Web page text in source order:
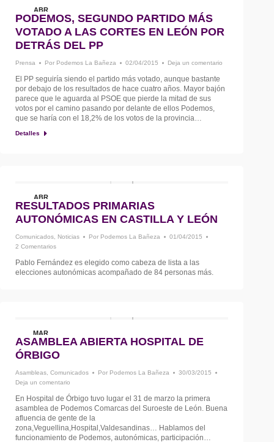
ABR
2
PODEMOS, SEGUNDO PARTIDO MÁS
VOTADO A LAS CORTES EN LEÓN POR
DETRÁS DEL PP
Prensa Por Podemos La Bañeza 02/04/2015 Deja un comentario
El PP seguiría siendo el partido más votado, aunque bastante
por debajo de los resultados de hace cuatro años. Mayor bajón
parece que le aguarda al PSOE que pierde la mitad de sus
votos por el camino pasando por delante de ellos Podemos,
que se haría con el 18,2% de los votos de la provincia…
Detalles
ABR
1
RESULTADOS PRIMARIAS
AUTONÓMICAS EN CASTILLA Y LEÓN
Comunicados Noticias Por Podemos La Bañeza
01/04/2015
2 Comentarios
Pablo Fernández es elegido como cabeza de lista a las
elecciones autonómicas acompañado de 84 personas más.
MAR
30
ASAMBLEA ABIERTA HOSPITAL DE
ÓRBIGO
Asambleas Comunicados Por Podemos La Bañeza
30/03/2015
Deja un comentario
En Hospital de Órbigo tuvo lugar el 31 de marzo la primera
asamblea de Podemos Comarcas del Suroeste de León. Buena
afluencia de gente de la
zona,Veguellina,Hospital,Valdesandinas… Hablamos del
funcionamiento de Podemos, autonómicas, participación…